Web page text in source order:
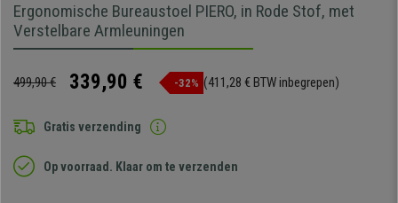
Ergonomische Bureaustoel PIERO, in Rode Stof, met
Verstelbare Armleuningen
499,90 € 339,90 € -32% (411,28 € BTW inbegrepen)
Gratis verzending
Op voorraad. Klaar om te verzenden